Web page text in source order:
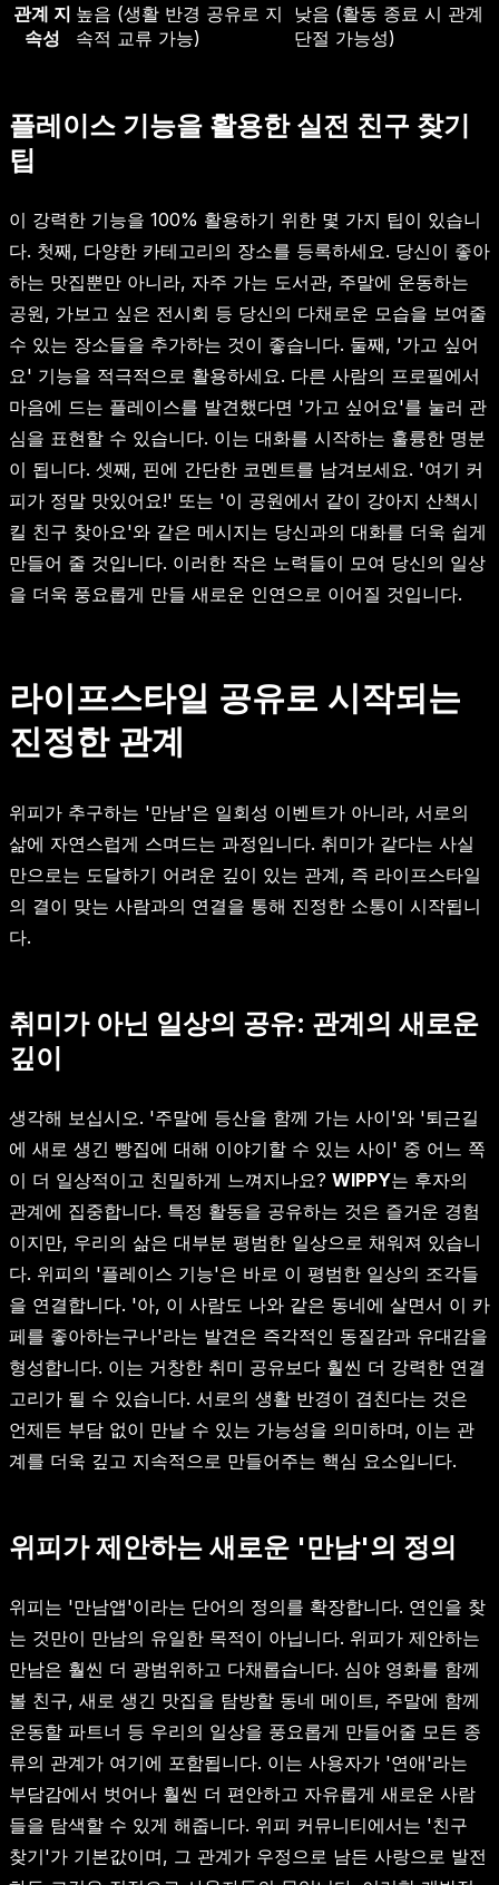
관계 지
속성
높음 (생활 반경 공유로 지
속적 교류 가능)
낮음 (활동 종료 시 관계
단절 가능성)
플레이스 기능을 활용한 실전 친구 찾기
팁
이 강력한 기능을 100% 활용하기 위한 몇 가지 팁이 있습니
다. 첫째, 다양한 카테고리의 장소를 등록하세요. 당신이 좋아
하는 맛집뿐만 아니라, 자주 가는 도서관, 주말에 운동하는
공원, 가보고 싶은 전시회 등 당신의 다채로운 모습을 보여줄
수 있는 장소들을 추가하는 것이 좋습니다. 둘째, '가고 싶어
요' 기능을 적극적으로 활용하세요. 다른 사람의 프로필에서
마음에 드는 플레이스를 발견했다면 '가고 싶어요'를 눌러 관
심을 표현할 수 있습니다. 이는 대화를 시작하는 훌륭한 명분
이 됩니다. 셋째, 핀에 간단한 코멘트를 남겨보세요. '여기 커
피가 정말 맛있어요!' 또는 '이 공원에서 같이 강아지 산책시
킬 친구 찾아요'와 같은 메시지는 당신과의 대화를 더욱 쉽게
만들어 줄 것입니다. 이러한 작은 노력들이 모여 당신의 일상
을 더욱 풍요롭게 만들 새로운 인연으로 이어질 것입니다.
라이프스타일 공유로 시작되는
진정한 관계
위피가 추구하는 '만남'은 일회성 이벤트가 아니라, 서로의
삶에 자연스럽게 스며드는 과정입니다. 취미가 같다는 사실
만으로는 도달하기 어려운 깊이 있는 관계, 즉 라이프스타일
의 결이 맞는 사람과의 연결을 통해 진정한 소통이 시작됩니
다.
취미가 아닌 일상의 공유: 관계의 새로운
깊이
생각해 보십시오. '주말에 등산을 함께 가는 사이'와 '퇴근길
에 새로 생긴 빵집에 대해 이야기할 수 있는 사이' 중 어느 쪽
이 더 일상적이고 친밀하게 느껴지나요? WIPPY는 후자의
관계에 집중합니다. 특정 활동을 공유하는 것은 즐거운 경험
이지만, 우리의 삶은 대부분 평범한 일상으로 채워져 있습니
다. 위피의 '플레이스 기능'은 바로 이 평범한 일상의 조각들
을 연결합니다. '아, 이 사람도 나와 같은 동네에 살면서 이 카
페를 좋아하는구나'라는 발견은 즉각적인 동질감과 유대감을
형성합니다. 이는 거창한 취미 공유보다 훨씬 더 강력한 연결
고리가 될 수 있습니다. 서로의 생활 반경이 겹친다는 것은
언제든 부담 없이 만날 수 있는 가능성을 의미하며, 이는 관
계를 더욱 깊고 지속적으로 만들어주는 핵심 요소입니다.
위피가 제안하는 새로운 '만남'의 정의
위피는 '만남앱'이라는 단어의 정의를 확장합니다. 연인을 찾
는 것만이 만남의 유일한 목적이 아닙니다. 위피가 제안하는
만남은 훨씬 더 광범위하고 다채롭습니다. 심야 영화를 함께
볼 친구, 새로 생긴 맛집을 탐방할 동네 메이트, 주말에 함께
운동할 파트너 등 우리의 일상을 풍요롭게 만들어줄 모든 종
류의 관계가 여기에 포함됩니다. 이는 사용자가 '연애'라는
부담감에서 벗어나 훨씬 더 편안하고 자유롭게 새로운 사람
들을 탐색할 수 있게 해줍니다. 위피 커뮤니티에서는 '친구
찾기'가 기본값이며, 그 관계가 우정으로 남든 사랑으로 발전